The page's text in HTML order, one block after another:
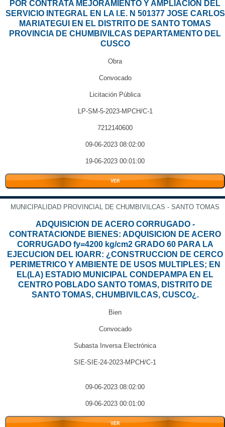
POR CONTRATA MEJORAMIENTO Y AMPLIACION DEL
SERVICIO INTEGRAL EN LA I.E. N 501377 JOSE CARLOS
MARIATEGUI EN EL DISTRITO DE SANTO TOMAS
PROVINCIA DE CHUMBIVILCAS DEPARTAMENTO DEL
CUSCO
Obra
Convocado
Licitación Pública
LP-SM-5-2023-MPCH/C-1
7212140600
09-06-2023 08:02:00
19-06-2023 00:01:00
VER
MUNICIPALIDAD PROVINCIAL DE CHUMBIVILCAS - SANTO TOMAS
ADQUISICION DE ACERO CORRUGADO -
CONTRATACIONDE BIENES: ADQUISICION DE ACERO
CORRUGADO fy=4200 kg/cm2 GRADO 60 PARA LA
EJECUCION DEL IOARR: ¿CONSTRUCCION DE CERCO
PERIMETRICO Y AMBIENTE DE USOS MULTIPLES; EN
EL(LA) ESTADIO MUNICIPAL CONDEPAMPA EN EL
CENTRO POBLADO SANTO TOMAS, DISTRITO DE
SANTO TOMAS, CHUMBIVILCAS, CUSCO¿.
Bien
Convocado
Subasta Inversa Electrónica
SIE-SIE-24-2023-MPCH/C-1
09-06-2023 08:02:00
09-06-2023 00:01:00
VER